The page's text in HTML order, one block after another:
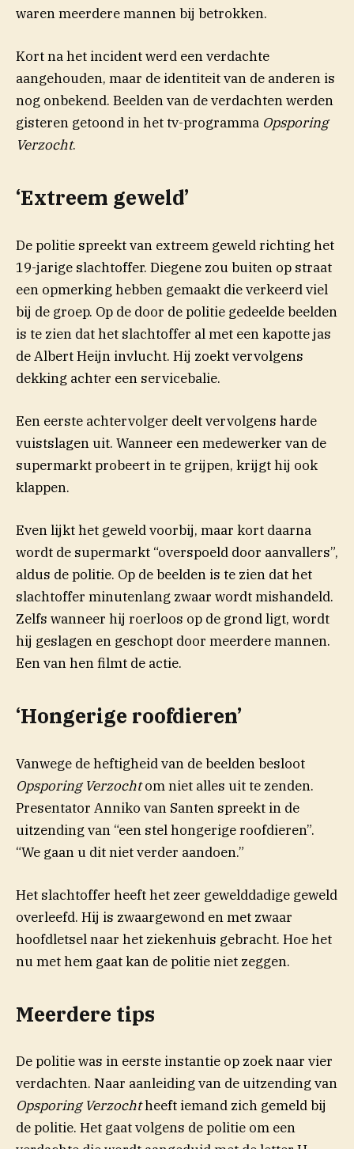
waren meerdere mannen bij betrokken.
Kort na het incident werd een verdachte
aangehouden, maar de identiteit van de anderen is
nog onbekend. Beelden van de verdachten werden
gisteren getoond in het tv-programma Opsporing
Verzocht.
‘Extreem geweld’
De politie spreekt van extreem geweld richting het
19-jarige slachtoffer. Diegene zou buiten op straat
een opmerking hebben gemaakt die verkeerd viel
bij de groep. Op de door de politie gedeelde beelden
is te zien dat het slachtoffer al met een kapotte jas
de Albert Heijn invlucht. Hij zoekt vervolgens
dekking achter een servicebalie.
Een eerste achtervolger deelt vervolgens harde
vuistslagen uit. Wanneer een medewerker van de
supermarkt probeert in te grijpen, krijgt hij ook
klappen.
Even lijkt het geweld voorbij, maar kort daarna
wordt de supermarkt “overspoeld door aanvallers”,
aldus de politie. Op de beelden is te zien dat het
slachtoffer minutenlang zwaar wordt mishandeld.
Zelfs wanneer hij roerloos op de grond ligt, wordt
hij geslagen en geschopt door meerdere mannen.
Een van hen filmt de actie.
‘Hongerige roofdieren’
Vanwege de heftigheid van de beelden besloot
Opsporing Verzochtom niet alles uit te zenden.
Presentator Anniko van Santen spreekt in de
uitzending van “een stel hongerige roofdieren”.
“We gaan u dit niet verder aandoen.”
Het slachtoffer heeft het zeer gewelddadige geweld
overleefd. Hij is zwaargewond en met zwaar
hoofdletsel naar het ziekenhuis gebracht. Hoe het
nu met hem gaat kan de politie niet zeggen.
Meerdere tips
De politie was in eerste instantie op zoek naar vier
verdachten. Naar aanleiding van de uitzending van
Opsporing Verzochtheeft iemand zich gemeld bij
de politie. Het gaat volgens de politie om een